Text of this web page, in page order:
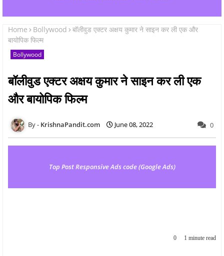
Home Bollywood
बॉलीवुड एक्टर अक्षय कुमार ने साइन कर ली एक और
बायोपिक फिल्म
Bollywood
बॉलीवुड एक्टर अक्षय कुमार ने साइन कर ली एक
और बायोपिक फिल्म
KrishnaPandit.com June 08, 2022 0
Top Post Responsive Ads code (Google Ads)
0 1 minute read